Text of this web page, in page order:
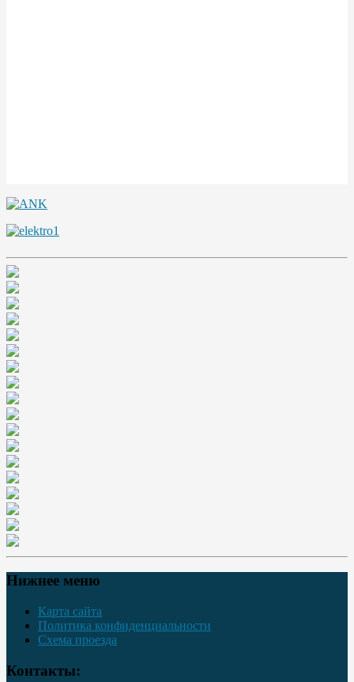
Нижнее меню
Карта сайта
Политика конфиденциальности
Схема проезда
Контакты: